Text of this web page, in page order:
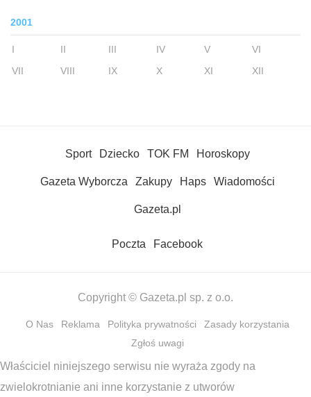
2001
I II III IV V
VI
VII
VIII IX X XI XII
Sport Dziecko TOK FM Horoskopy
Gazeta Wyborcza Zakupy Haps Wiadomości
Gazeta.pl
Poczta Facebook
Copyright © Gazeta.pl sp. z o.o.
O Nas Reklama Polityka prywatności
Zasady korzystania
Zgłoś uwagi
Właściciel niniejszego serwisu nie wyraża zgody na
zwielokrotnianie ani inne korzystanie z utworów